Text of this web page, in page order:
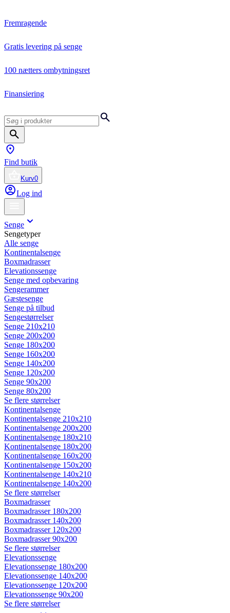
Fremragende
Gratis levering på senge
100 nætters ombytningsret
Finansiering
Find butik
Kurv0
Log ind
Senge
Sengetyper
Alle senge
Kontinentalsenge
Boxmadrasser
Elevationssenge
Senge med opbevaring
Sengerammer
Gæstesenge
Senge på tilbud
Sengestørrelser
Senge 210x210
Senge 200x200
Senge 180x200
Senge 160x200
Senge 140x200
Senge 120x200
Senge 90x200
Senge 80x200
Se flere størrelser
Kontinentalsenge
Kontinentalsenge 210x210
Kontinentalsenge 200x200
Kontinentalsenge 180x210
Kontinentalsenge 180x200
Kontinentalsenge 160x200
Kontinentalsenge 150x200
Kontinentalsenge 140x210
Kontinentalsenge 140x200
Se flere størrelser
Boxmadrasser
Boxmadrasser 180x200
Boxmadrasser 140x200
Boxmadrasser 120x200
Boxmadrasser 90x200
Se flere størrelser
Elevationssenge
Elevationssenge 180x200
Elevationssenge 140x200
Elevationssenge 120x200
Elevationssenge 90x200
Se flere størrelser